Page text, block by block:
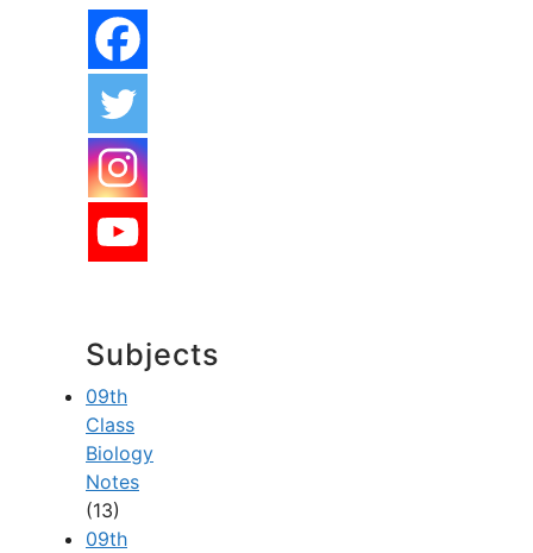
Subjects
09th
Class
Biology
Notes
(13)
09th